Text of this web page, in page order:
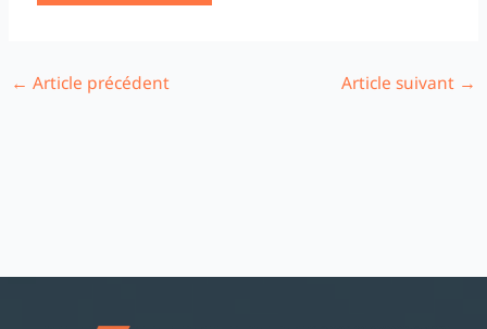
← Article précédent Article suivant →